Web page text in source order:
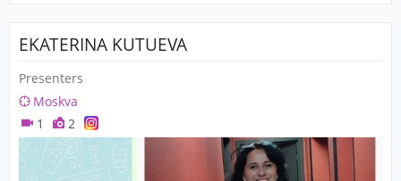
EKATERINA KUTUEVA
Presenters
Moskva
1
2